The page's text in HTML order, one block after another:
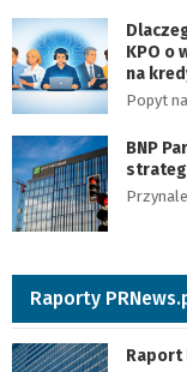
KPO o
na
Popyt
BNP
Raporty
Raport